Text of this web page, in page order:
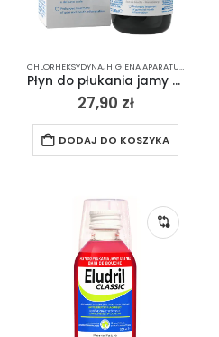
CHLORHEKSYDYNA, HIGIENA APARATU ORTODONTYCZNEGO
Płyn do płukania jamy ustnej Curasept ADS 212 z chlorheksydyną 0.12% 200ml
27,90 zł
DODAJ DO KOSZYKA